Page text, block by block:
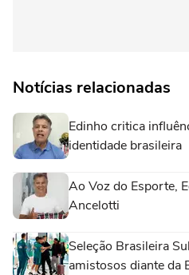
Notícias relacionadas
Edinho critica
identidade brasileira
Ao Voz do Esporte,
Ancelotti
Seleção Brasileira
amistosos diante da